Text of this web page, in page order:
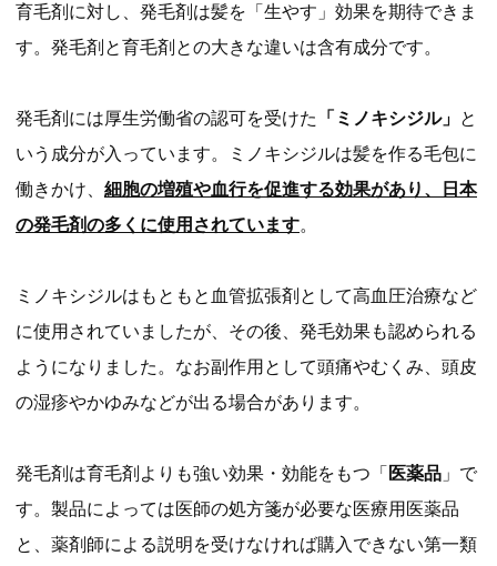
育毛剤に対し、発毛剤は髪を「生やす」効果を期待できま
す。発毛剤と育毛剤との大きな違いは含有成分です。
発毛剤には厚生労働省の認可を受けた 「ミノキシジル」 と
いう成分が入っています。ミノキシジルは髪を作る毛包に
働きかけ、 細胞の増殖や血行を促進する効果があり、日本
の発毛剤の多くに使用されています。
ミノキシジルはもともと血管拡張剤として高血圧治療など
に使用されていましたが、その後、発毛効果も認められる
ようになりました。なお副作用として頭痛やむくみ、頭皮
の湿疹やかゆみなどが出る場合があります。
発毛剤は育毛剤よりも強い効果・効能をもつ「 医薬品 」で
す。製品によっては医師の処方箋が必要な医療用医薬品
と、薬剤師による説明を受けなければ購入できない第一類